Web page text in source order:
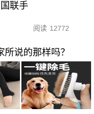
联手
阅读 12772
说的那样吗？